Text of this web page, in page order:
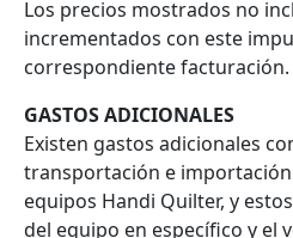
Los precios mostrados no
incrementados con este
correspondiente facturación.
GASTOS ADICIONALES
Existen gastos adicionales
transportación e
equipos Handi Quilter, y
del equipo en específico y el